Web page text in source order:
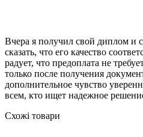
Вчера я получил свой диплом и
сказать, что его качество
радует, что предоплата не
только после получения
дополнительное чувство
всем, кто ищет надежное
Схожі товари